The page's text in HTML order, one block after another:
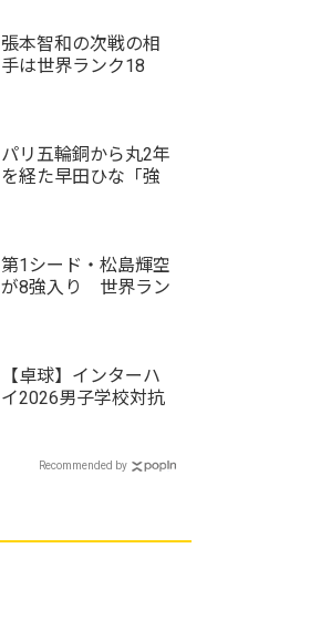
2026/ホープス女子＞
張本智和の次戦の相
手は世界ランク18
WTTチャンピオンズ
横浜2026＞
パリ五輪銅から丸2年
を経た早田ひな「強
オンズ横浜2026＞
第1シード・松島輝空
が8強入り 世界ラン
＞
【卓球】インターハ
イ2026男子学校対抗
王者として迎える夏
Recommended by